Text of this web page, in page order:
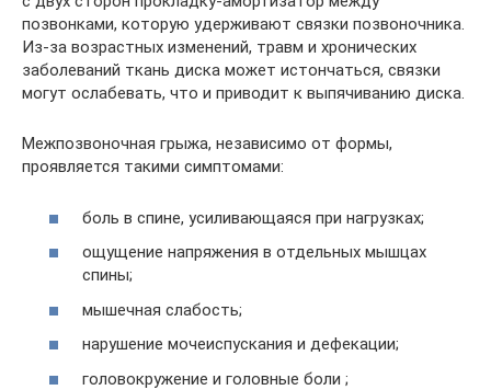
позвонками, которую удерживают связки позвоночника.
Из-за возрастных изменений, травм и хронических
заболеваний ткань диска может истончаться, связки
могут ослабевать, что и приводит к выпячиванию диска.
Межпозвоночная грыжа, независимо от формы,
проявляется такими симптомами:
боль в спине, усиливающаяся при нагрузках;
ощущение напряжения в отдельных мышцах
спины;
мышечная слабость;
нарушение мочеиспускания и дефекации;
головокружение и головные боли ;